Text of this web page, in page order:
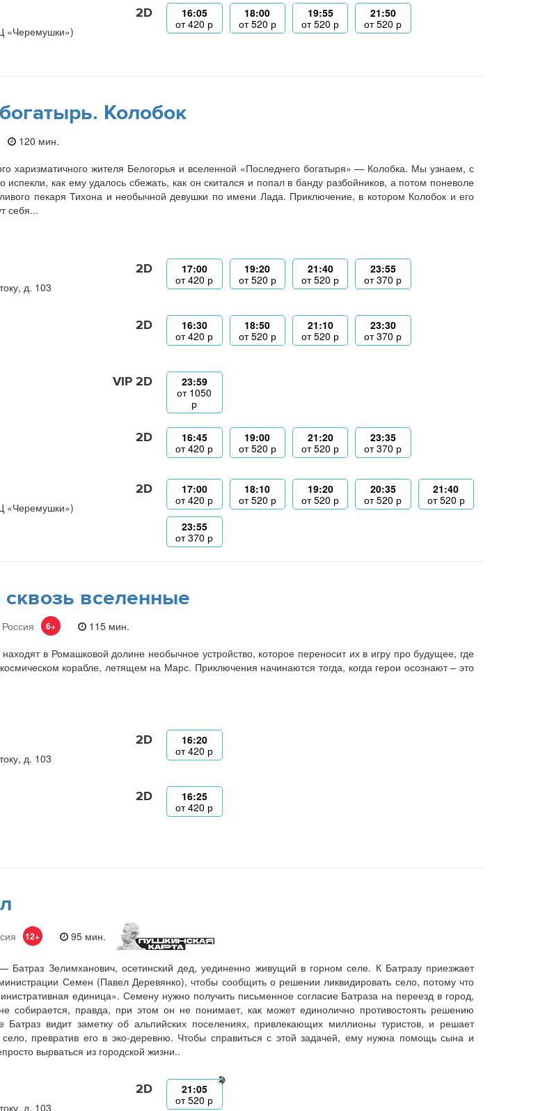
«Черемушки»)
2D
16:05
от420 р
18:00
от520 р
19:55
от520 р
21:50
от520 р
Колобок
120 мин.
харизматичного жителя Белогорья и вселенной «Последнего богатыря» — Колобка. Мы узнаем, с
испекли, как ему удалось сбежать, как он скитался и попал в банду разбойников, а потом поневоле
пекаря Тихона и необычной девушки по имени Лада. Приключение, в котором Колобок и его
себя...
д. 103
2D
17:00
от420 р
19:20
от520 р
21:40
от520 р
23:55
от370 р
2D
16:30
от420 р
18:50
от520 р
21:10
от520 р
23:30
от370 р
VIP 2D
23:59
от 1050
р
2D
16:45
от420 р
19:00
от520 р
21:20
от520 р
23:35
от370 р
«Черемушки»)
2D
17:00
от420 р
18:10
от520 р
19:20
от520 р
20:35
от520 р
21:40
от520 р
23:55
от370 р
вселенные
6+
115 мин.
в Ромашковой долине необычное устройство, которое переносит их в игру про будущее, где
корабле, летящем на Марс. Приключения начинаются тогда, когда герои осознают – это
д. 103
2D
16:20
от420 р
2D
16:25
от420 р
12+ 95 мин.
Батраз Зелимханович, осетинский дед, уединенно живущий в горном селе. К Батразу приезжает
Семен (Павел Деревянко), чтобы сообщить о решении ликвидировать село, потому что
единица». Семену нужно получить письменное согласие Батраза на переезд в город,
собирается, правда, при этом он не понимает, как может единолично противостоять решению
Батраз видит заметку об альпийских поселениях, привлекающих миллионы туристов, и решает
превратив его в эко-деревню. Чтобы справиться с этой задачей, ему нужна помощь сына и
вырваться из городской жизни..
д. 103
2D
21:05
от520 р